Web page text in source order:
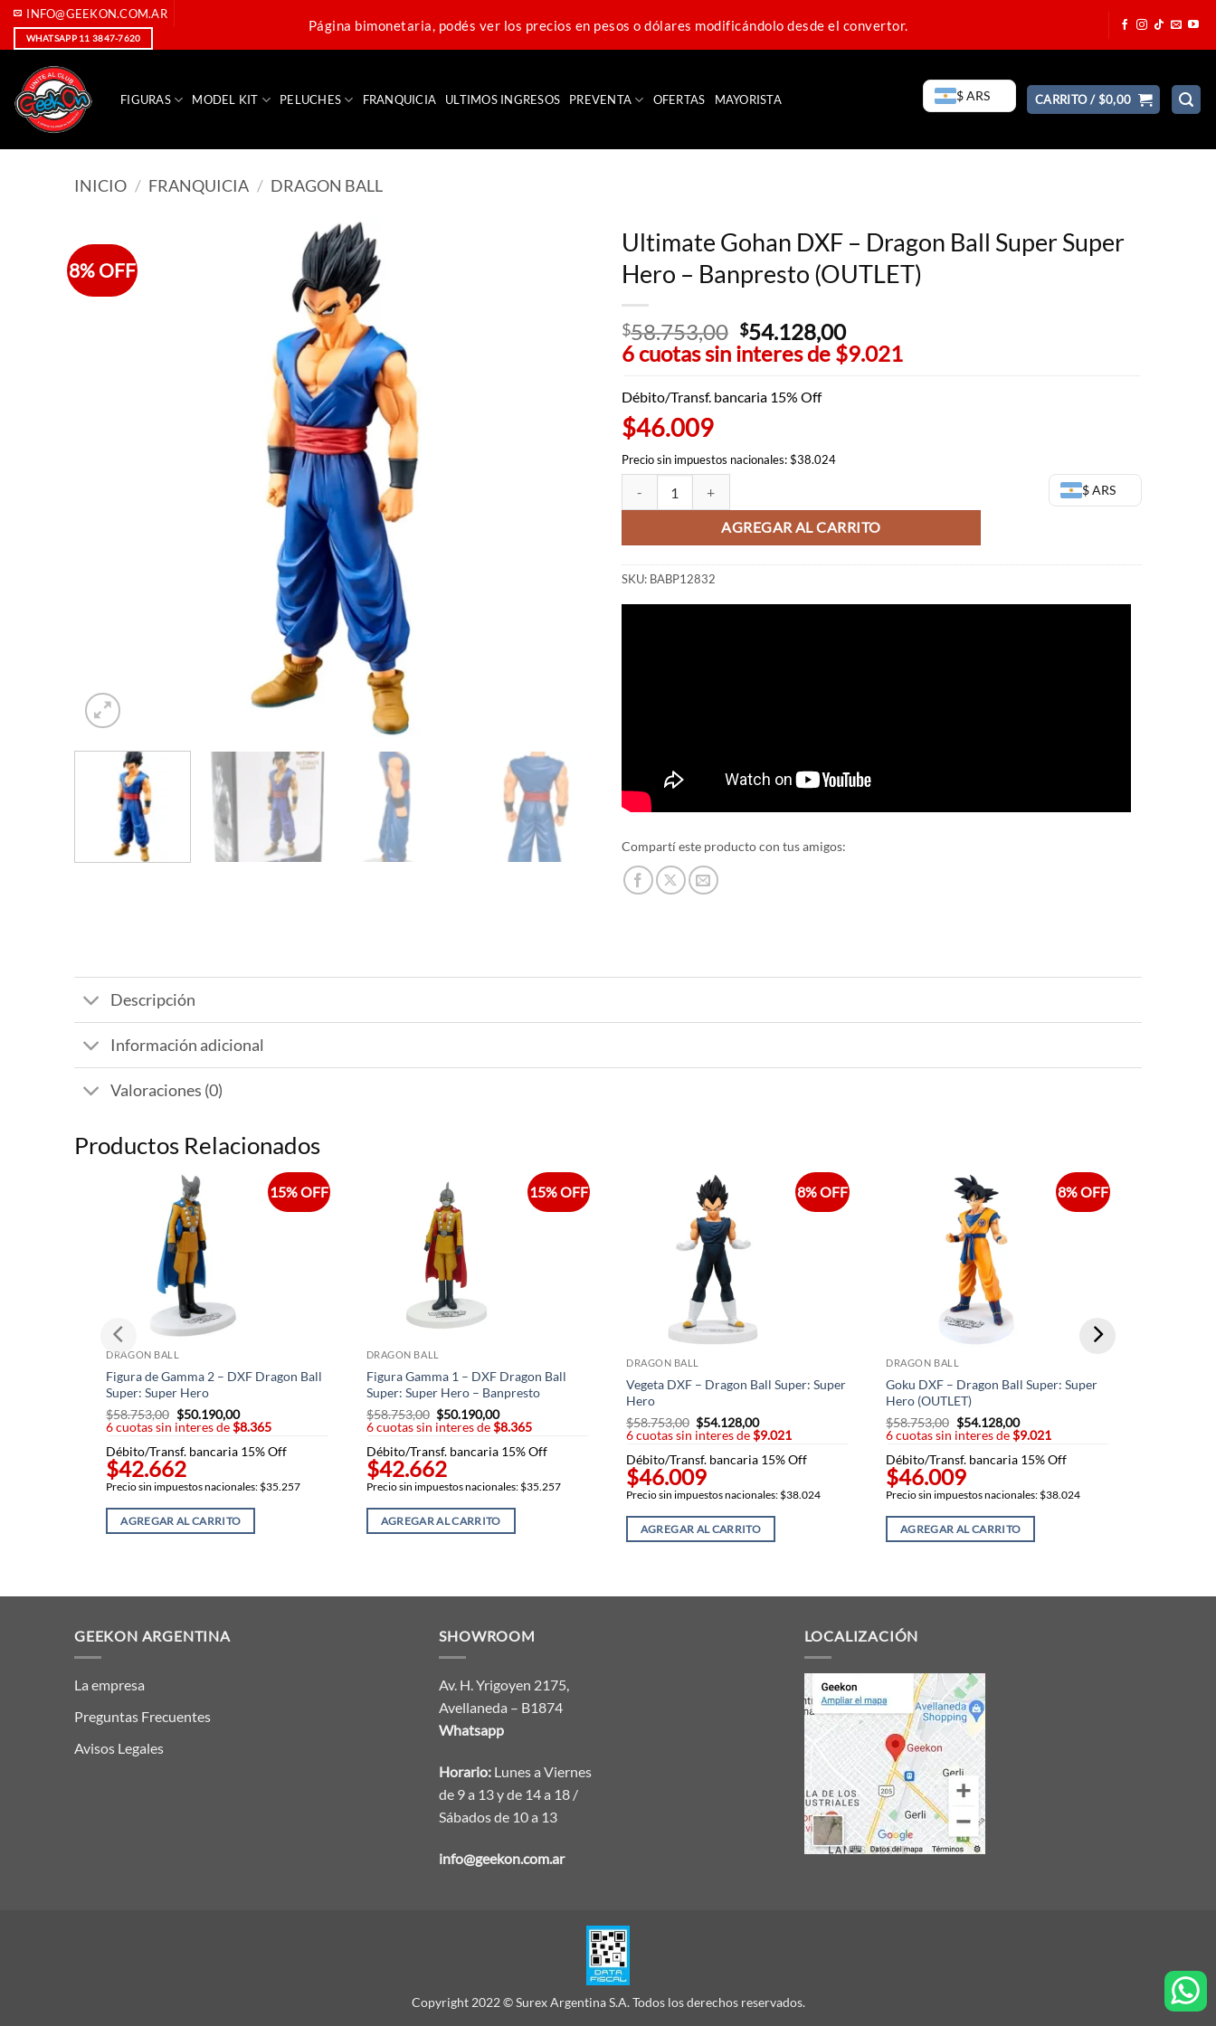
SaltarINFO@GEEKON.COM.AR
WHATSAPP 11 3847-7620
Página bimonetaria, podés ver los precios en pesos o dólares modificándolo desde el convertor.
FIGURAS MODEL KIT PELUCHES FRANQUICIA ULTIMOS INGRESOS PREVENTA OFERTAS MAYORISTA $ ARS CARRITO /$0,00
INICIO / FRANQUICIA / DRAGON BALL
8% OFF
Ultimate Gohan DXF – Dragon Ball Super Super
Hero – Banpresto (OUTLET)
$58.753,00 El
precio
era:
$54.128,00El
precio
6 cuotas sin interes de $9.021
Débito/Transf. bancaria 15% Off
$46.009
Precio sin impuestos nacionales: $38.024
$ ARS
Ultimate Gohan DXF - Dragon Ball Super Super Hero - Banpresto (OUTLET) cantidad
AGREGAR AL CARRITO
SKU: BABP12832
Compartí este producto con tus amigos:
Descripción
Información adicional
Valoraciones (0)
Productos Relacionados
15% OFF
DRAGON BALL
Figura de Gamma 2 – DXF Dragon Ball
Super: Super Hero
$58.753,00 El
precio
era:
$58.753,00.
$50.190,00El
precio
es:
6 cuotas sin interes de$8.365
Débito/Transf. bancaria 15% Off
$42.662
Precio sin impuestos nacionales: $35.257
AGREGAR AL CARRITO
15% OFF
DRAGON BALL
Figura Gamma 1 – DXF Dragon Ball
Super: Super Hero – Banpresto
$58.753,00 El
precio
era:
$58.753,00.
$50.190,00El
precio
es:
6 cuotas sin interes de$8.365
Débito/Transf. bancaria 15% Off
$42.662
Precio sin impuestos nacionales: $35.257
AGREGAR AL CARRITO
8% OFF
DRAGON BALL
Vegeta DXF – Dragon Ball Super: Super
Hero
$58.753,00 El
precio
era:
$58.753,00.
$54.128,00El
precio
es:
6 cuotas sin interes de$9.021
Débito/Transf. bancaria 15% Off
$46.009
Precio sin impuestos nacionales: $38.024
AGREGAR AL CARRITO
8% OFF
DRAGON BALL
Goku DXF – Dragon Ball Super: Super
Hero (OUTLET)
$58.753,00 El
precio
era:
$58.753,00.
$54.128,00El
precio
es:
6 cuotas sin interes de$9.021
Débito/Transf. bancaria 15% Off
$46.009
Precio sin impuestos nacionales: $38.024
AGREGAR AL CARRITO
GEEKON ARGENTINA
La empresa
Preguntas Frecuentes
Avisos Legales
SHOWROOM
Av. H. Yrigoyen 2175,
Avellaneda – B1874
Whatsapp
Horario: Lunes a Viernes
de 9 a 13 y de 14 a 18 /
Sábados de 10 a 13
info@geekon.com.ar
LOCALIZACIÓN
Copyright 2022 © Surex Argentina S.A. Todos los derechos reservados.